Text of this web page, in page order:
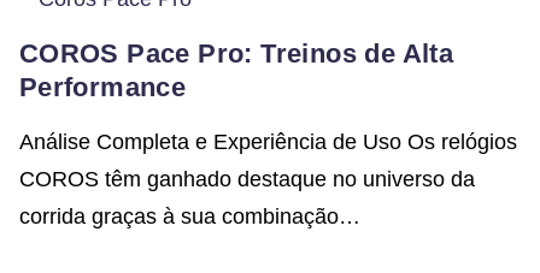
COROS Pace Pro: Treinos de Alta
Performance
Análise Completa e Experiência de Uso Os relógios
COROS têm ganhado destaque no universo da
corrida graças à sua combinação…